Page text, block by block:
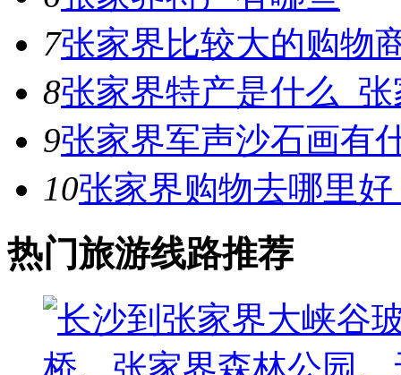
7张家界比较大的购物
8张家界特产是什么_
9张家界军声沙石画有
10张家界购物去哪里
热门旅游线路推荐